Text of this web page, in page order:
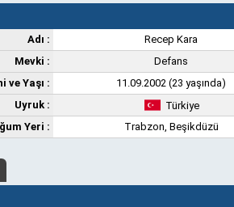
Adı :
Recep Kara
Mevki :
Defans
ve Yaşı :
11.09.2002 (23 yaşında)
Uyruk :
Türkiye
Yeri :
Trabzon, Beşikdüzü